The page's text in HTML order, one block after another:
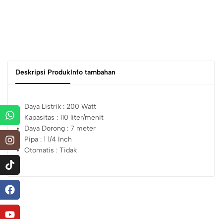
Deskripsi ProdukInfo tambahan
Daya Listrik : 200 Watt
Kapasitas : 110 liter/menit
Daya Dorong : 7 meter
Pipa : 1 1/4 Inch
Otomatis : Tidak